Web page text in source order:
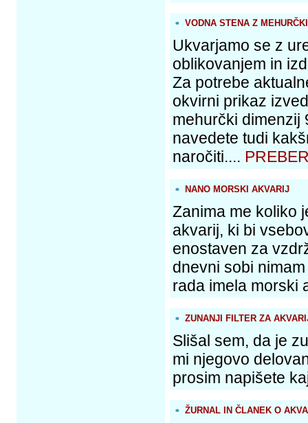
VODNA STENA Z MEHURČKI
Ukvarjamo se z
oblikovanjem in
Za potrebe
okvirni prikaz
mehurčki dimenzij
navedete tudi
naročiti....
NANO MORSKI AKVARIJ
Zanima me koliko
akvarij, ki bi
enostaven za
dnevni sobi
rada imela morski
ZUNANJI FILTER ZA
Slišal sem, da je
mi njegovo
prosim napišete
ŽURNAL IN ČLANEK O